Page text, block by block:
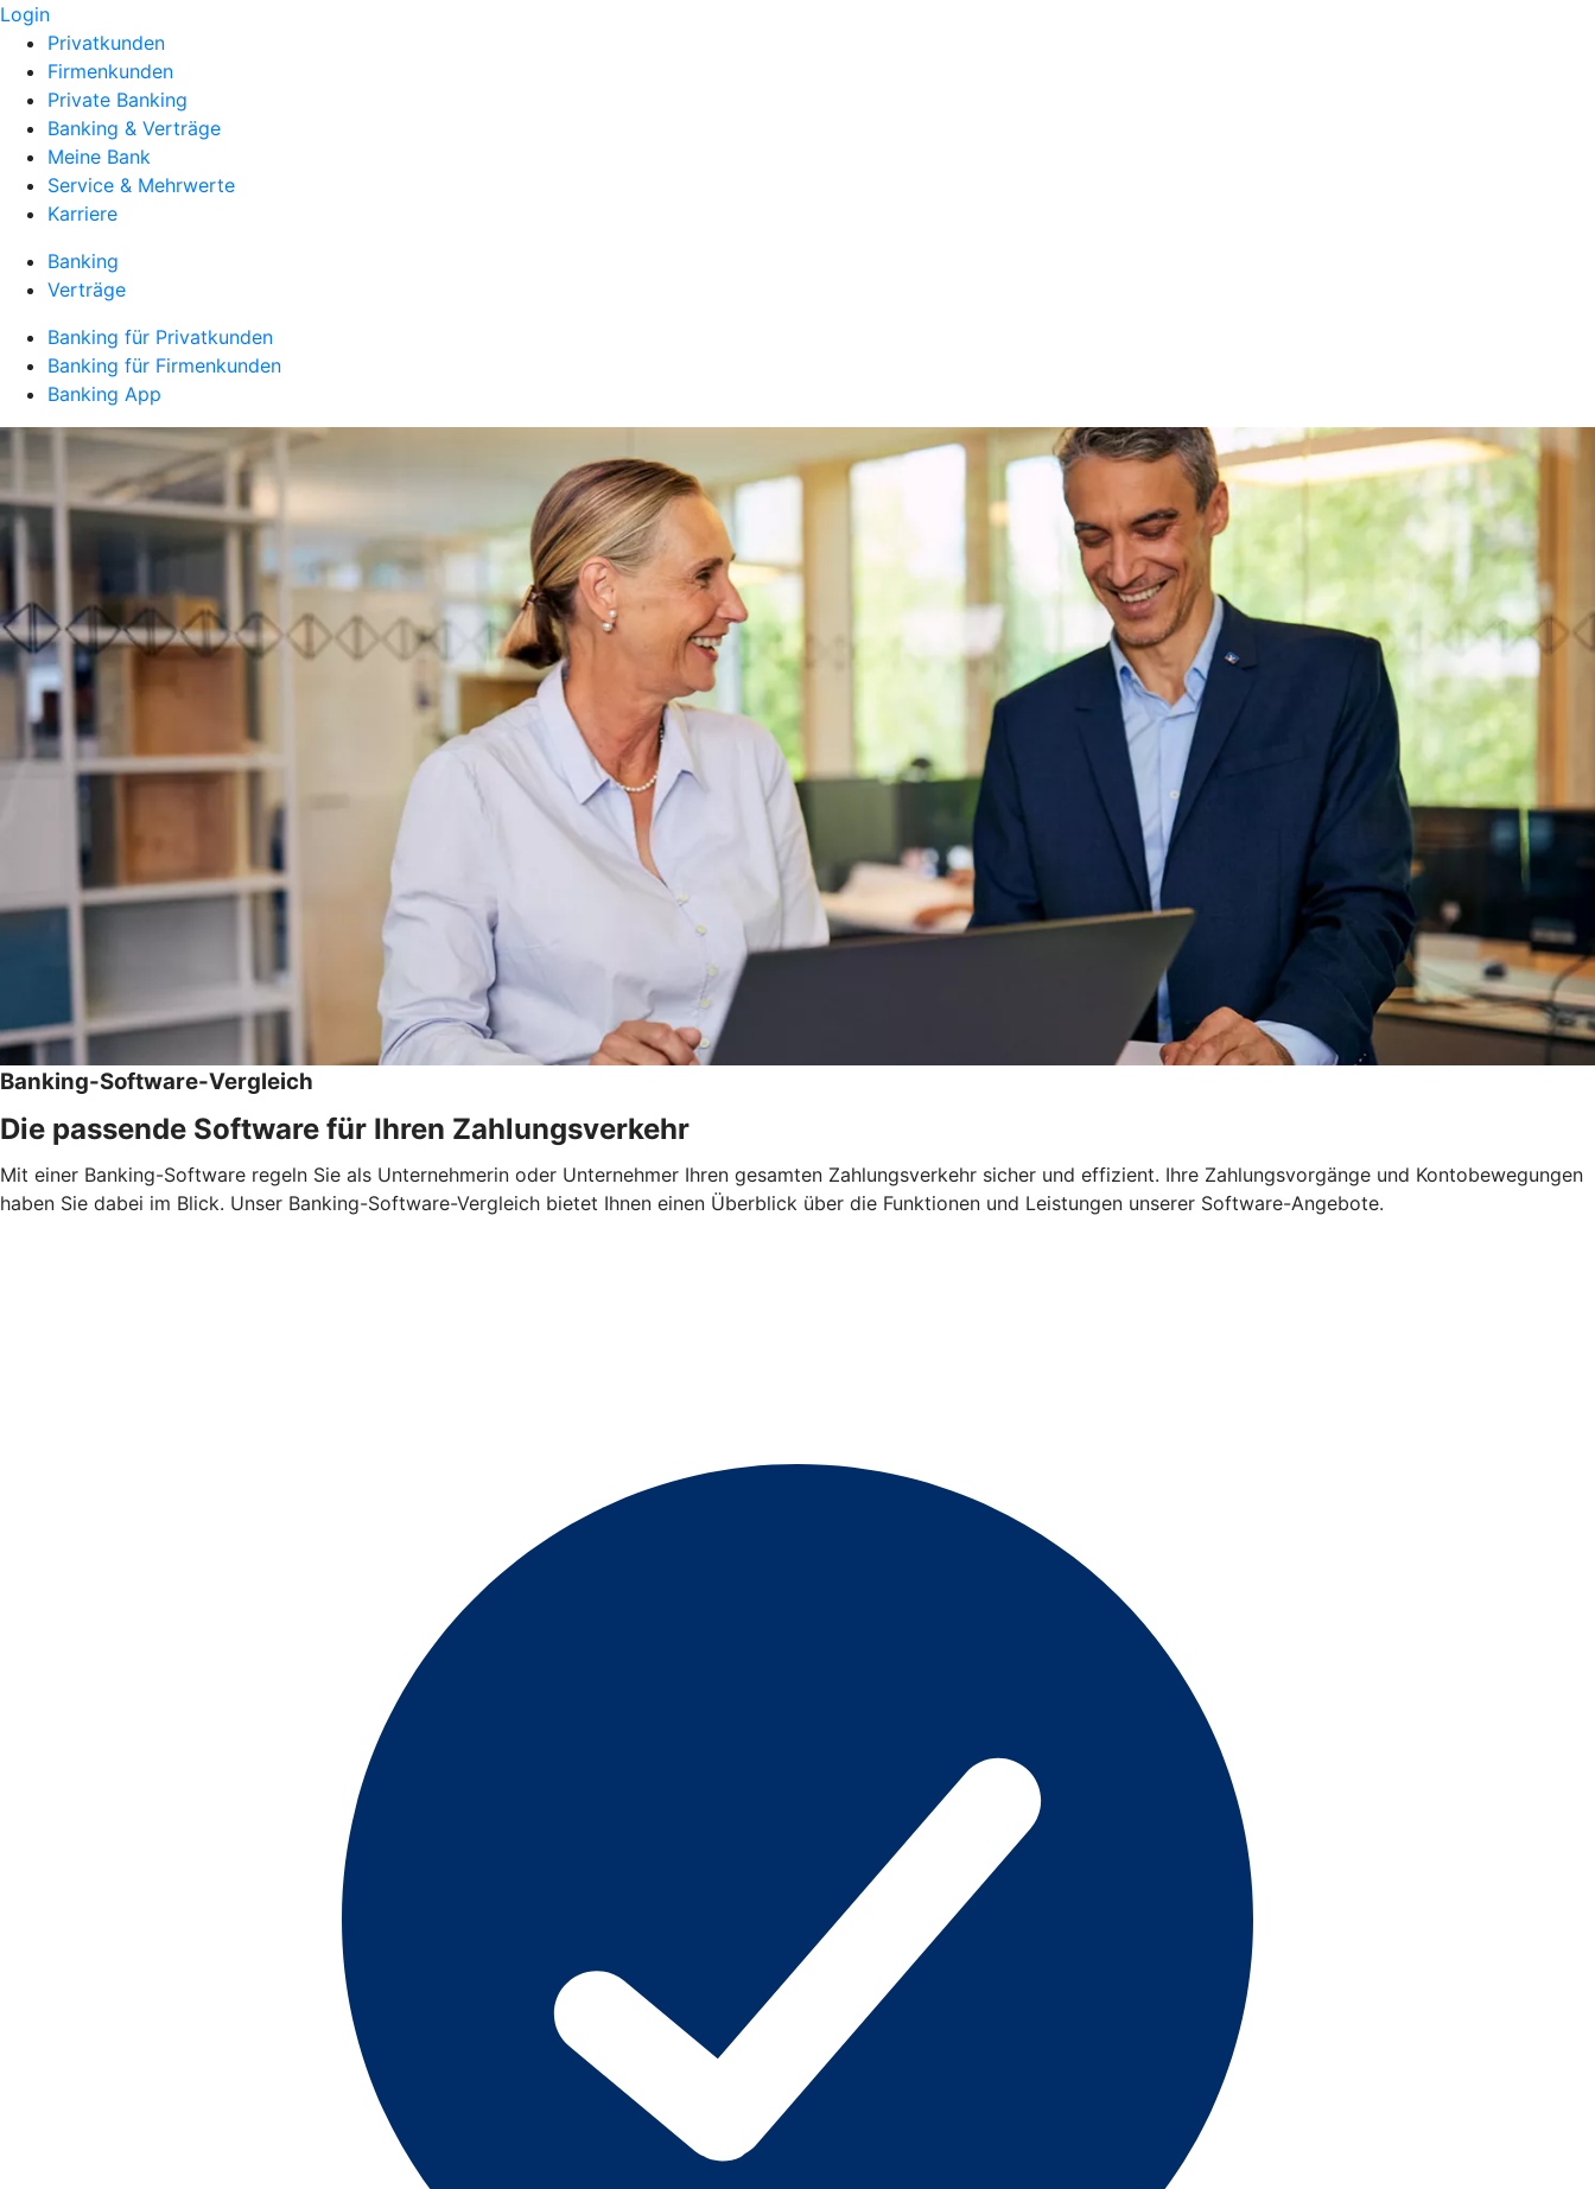
Login
Privatkunden
Firmenkunden
Private Banking
Banking & Verträge
Meine Bank
Service & Mehrwerte
Karriere
Banking
Verträge
Banking für Privatkunden
Banking für Firmenkunden
Banking App
Banking-Software-Vergleich
Die passende Software für Ihren Zahlungsverkehr
Mit einer Banking-Software regeln Sie als Unternehmerin oder Unternehmer Ihren gesamten Zahlungsverkehr sicher und effizient. Ihre Zahlungsvorgänge und Kontobewegungen
haben Sie dabei im Blick. Unser Banking-Software-Vergleich bietet Ihnen einen Überblick über die Funktionen und Leistungen unserer Software-Angebote.